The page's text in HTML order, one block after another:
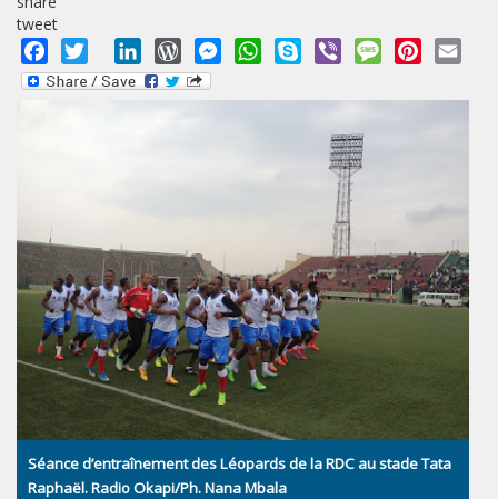
tweet
Facebook
Twitter LinkedInWordPressMessengerWhatsApp
Skype Viber MessagePinterest
Séance d’entraînement des Léopards de la RDC au stade Tata
Raphaël. Radio Okapi/Ph. Nana Mbala